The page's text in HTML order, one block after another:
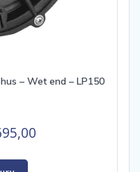
– Wet end – LP150
Den